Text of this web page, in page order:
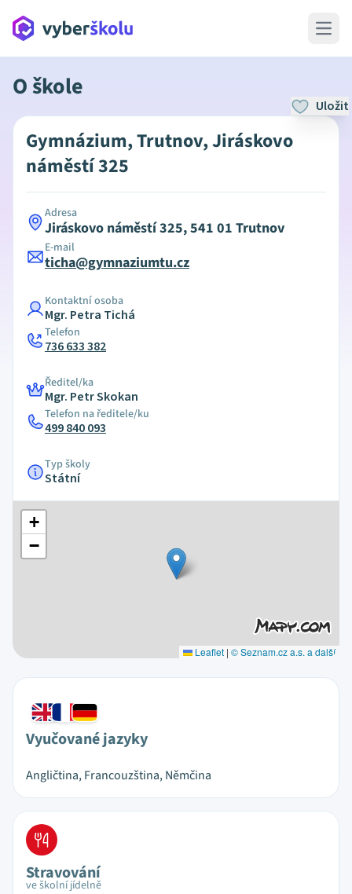
Open
O škole
Uložit
Gymnázium, Trutnov, Jiráskovo
náměstí 325
Adresa
Jiráskovo náměstí 325, 541 01 Trutnov
E-mail
ticha@gymnaziumtu.cz
Kontaktní osoba
Mgr. Petra Tichá
Telefon
736 633 382
Ředitel/ka
Mgr. Petr Skokan
Telefon na ředitele/ku
499 840 093
Typ školy
Státní
+
−
Leaflet | © Seznam.cz a.s. a další
Vyučované jazyky
Angličtina, Francouzština, Němčina
Stravování
ve školní jídelně